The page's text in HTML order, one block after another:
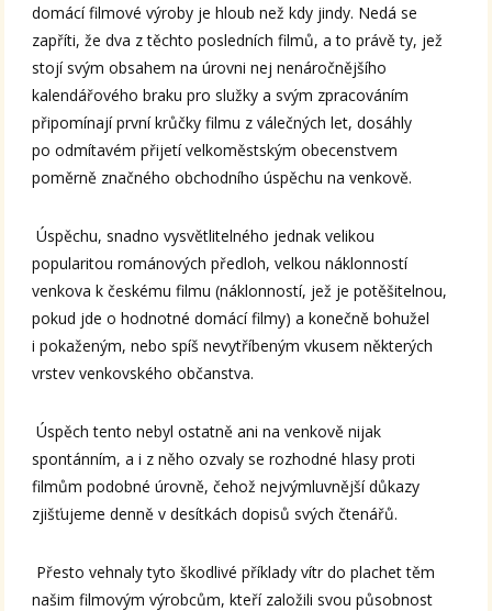
domácí filmové výroby je hloub než kdy jindy. Nedá se
zapříti, že dva z těchto posledních filmů, a to právě ty, jež
stojí svým obsahem na úrovni nej nenáročnějšího
kalendářového braku pro služky a svým zpracováním
připomínají první krůčky filmu z válečných let, dosáhly
po odmítavém přijetí velkoměstským obecenstvem
poměrně značného obchodního úspěchu na venkově.
Úspěchu, snadno vysvětlitelného jednak velikou
popularitou románových předloh, velkou náklonností
venkova k českému filmu (náklonností, jež je potěšitelnou,
pokud jde o hodnotné domácí filmy) a konečně bohužel
i pokaženým, nebo spíš nevytříbeným vkusem některých
vrstev venkovského občanstva.
Úspěch tento nebyl ostatně ani na venkově nijak
spontánním, a i z něho ozvaly se rozhodné hlasy proti
filmům podobné úrovně, čehož nejvýmluvnější důkazy
zjišťujeme denně v desítkách dopisů svých čtenářů.
Přesto vehnaly tyto škodlivé příklady vítr do plachet těm
našim filmovým výrobcům, kteří založili svou působnost